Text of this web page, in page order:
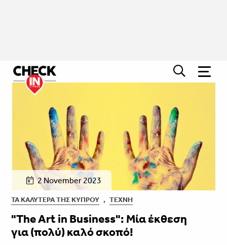
2 November 2023
ΤΑ ΚΑΛΎΤΕΡΑ ΤΗΣ ΚΎΠΡΟΥ , ΤΈΧΝΗ
"The Art in Business": Μία έκθεση
για (πολύ) καλό σκοπό!